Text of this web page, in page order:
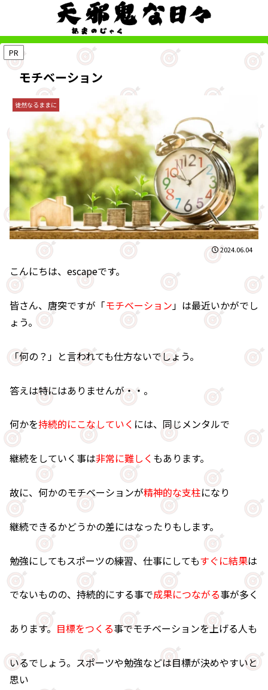
PR
モチベーション
徒然なるままに
2024.06.04
こんにちは、escapeです。
皆さん、唐突ですが「モチベーション」は最近いかがでし
ょう。
「何の？」と言われても仕方ないでしょう。
答えは特にはありませんが・・。
何かを持続的にこなしていく には、同じメンタルで
継続をしていく事は非常に難しく もあります。
故に、何かのモチベーションが精神的な支柱になり
継続できるかどうかの差にはなったりもします。
勉強にしてもスポーツの練習、仕事にしてもすぐに結果は
でないものの、持続的にする事で成果につながる事が多く
あります。 目標をつくる事でモチベーションを上げる人も
いるでしょう。スポーツや勉強などは目標が決めやすいと
思い